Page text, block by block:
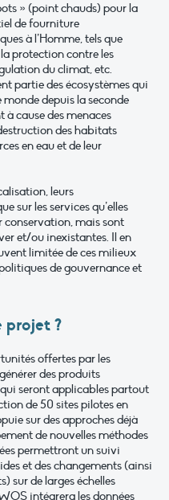
» (point chauds) pour la
de fourniture
à l’Homme, tels que
protection contre les
du climat, etc.
partie des écosystèmes qui
depuis la seconde
cause des menaces
des habitats
en eau et de leur
leurs
sur les services qu’elles
conservation, mais sont
et/ou inexistantes. Il en
limitée de ces milieux
de gouvernance et
projet ?
offertes par les
des produits
seront applicables partout
de 50 sites pilotes en
sur des approches déjà
de nouvelles méthodes
permettront un suivi
et des changements (ainsi
sur de larges échelles
intégrera les données